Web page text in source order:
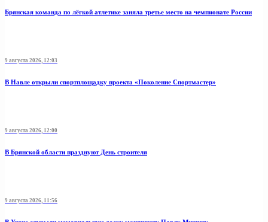
Брянская команда по лёгкой атлетике заняла третье место на чемпионате России
9 августа 2026, 12:03
В Навле открыли спортплощадку проекта «Поколение Спортмастер»
9 августа 2026, 12:00
В Брянской области празднуют День строителя
9 августа 2026, 11:56